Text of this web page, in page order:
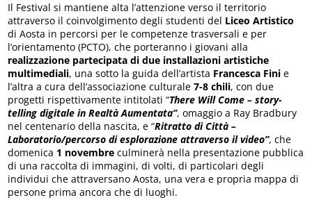
Il Festival si mantiene alta l’attenzione verso il territorio
attraverso il coinvolgimento degli studenti del Liceo Artistico
di Aosta in percorsi per le competenze trasversali e per
l’orientamento (PCTO), che porteranno i giovani alla
realizzazione partecipata di due installazioni artistiche
multimediali, una sotto la guida dell’artista Francesca Fini e
l’altra a cura dell’associazione culturale7-8 chili, con due
progetti rispettivamente intitolati “There Will Come – story-
telling digitale in Realtà Aumentata”, omaggio a Ray Bradbury
nel centenario della nascita, e “Ritratto di Città –
Laboratorio/percorso di esplorazione attraverso il video”, che
domenica 1 novembre culminerà nella presentazione pubblica
di una raccolta di immagini, di volti, di particolari degli
individui che attraversano Aosta, una vera e propria mappa di
persone prima ancora che di luoghi.